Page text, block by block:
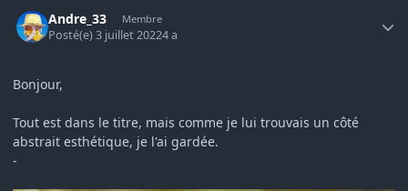
Andre_33 Membre
Posté(e)3 juillet 20224 a
Bonjour,
Tout est dans le titre, mais comme je lui trouvais un côté
abstrait esthétique, je l'ai gardée.
-